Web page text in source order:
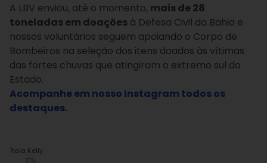
A LBV enviou, até o momento, mais de 28
toneladas em doações à Defesa Civil da Bahia e
nossos voluntários seguem apoiando o Corpo de
Bombeiros na seleção dos itens doados às vítimas
das fortes chuvas que atingiram o extremo sul do
Estado.
Acompanhe em nosso Instagram todos os
destaques.
Ítala Kelly